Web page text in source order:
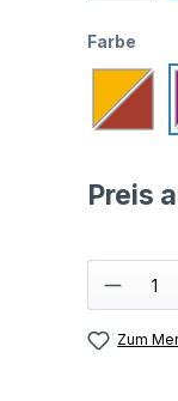
Farbe
Preis
Zum